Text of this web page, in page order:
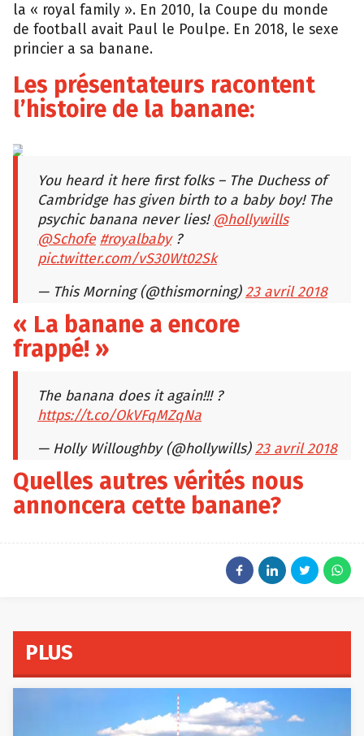
la « royal family ». En 2010, la Coupe du monde
de football avait Paul le Poulpe. En 2018, le sexe
princier a sa banane.
Les présentateurs racontent
l’histoire de la banane:
Family
You heard it here first folks – The Duchess of
Cambridge has given birth to a baby boy! The
psychic banana never lies! @hollywills
@Schofe #royalbaby?
pic.twitter.com/vS30Wt02Sk
— This Morning (@thismorning)23 avril 2018
« La banane a encore
frappé! »
The banana does it again!!! ?
https://t.co/OkVFqMZqNa
— Holly Willoughby (@hollywills)23 avril 2018
Quelles autres vérités nous
annoncera cette banane?
PLUS